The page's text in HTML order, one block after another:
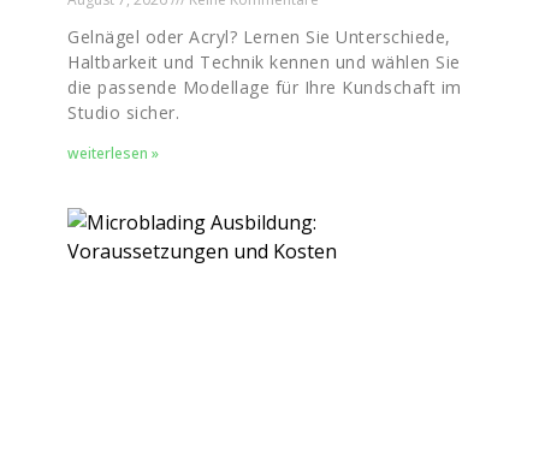
Gelnägel oder Acryl? Lernen Sie Unterschiede,
Haltbarkeit und Technik kennen und wählen Sie
die passende Modellage für Ihre Kundschaft im
Studio sicher.
weiterlesen »